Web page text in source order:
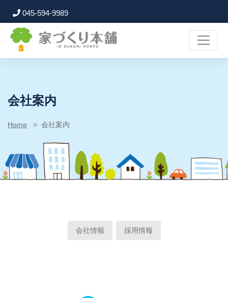
045-594-9989
会社案内
Home 会社案内
会社情報 採用情報